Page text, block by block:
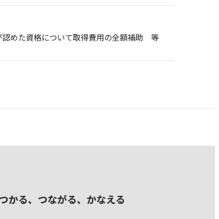
認めた資格について取得費用の全額補助 等
かる、つながる、かなえる